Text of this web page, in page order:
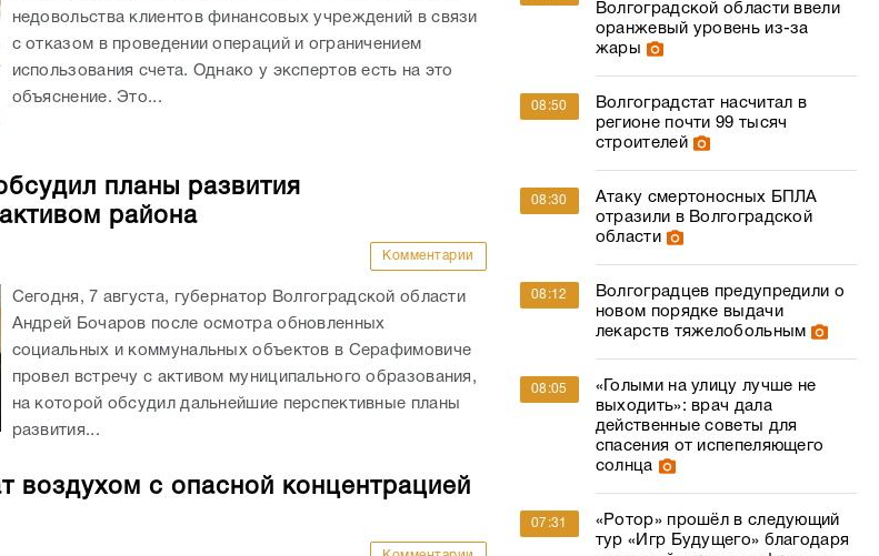
недовольства клиентов финансовых учреждений в связи
с отказом в проведении операций и ограничением
использования счета. Однако у экспертов есть на это
объяснение. Это...
планы развития
района
Комментарии
Сегодня, 7 августа, губернатор Волгоградской области
Андрей Бочаров после осмотра обновленных
социальных и коммунальных объектов в Серафимовиче
провел встречу с активом муниципального образования,
на которой обсудил дальнейшие перспективные планы
развития...
воздухом с опасной концентрацией
Волгоградской области ввели
оранжевый уровень из-за
жары
08:50
Волгоградстат насчитал в
регионе почти 99 тысяч
строителей
08:30
Атаку смертоносных БПЛА
отразили в Волгоградской
области
08:12
Волгоградцев предупредили о
новом порядке выдачи
лекарств тяжелобольным
08:05
«Голыми на улицу лучше не
выходить»: врач дала
действенные советы для
спасения от испепеляющего
солнца
07:31
«Ротор» прошёл в следующий
тур «Игр Будущего» благодаря